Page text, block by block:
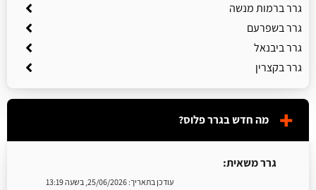
גרר ברמות מנשה
גרר בשפרעם
גרר ביבנאל
גרר בקצרין
מה חדש בגרר פלוס?
גרר משאית:
עודכן בתאריך:25/06/2026, בשעה 13:19